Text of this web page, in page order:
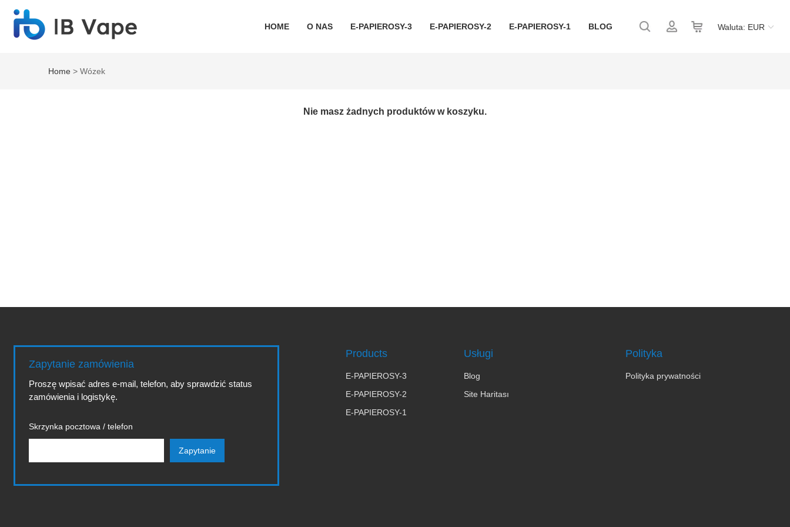
Waluta: EUR
HOME O NAS E-PAPIEROSY-3 E-PAPIEROSY-2 E-PAPIEROSY-1 BLOG
Home > Wózek
Nie masz żadnych produktów w koszyku.
Zapytanie zamówienia
Proszę wpisać adres e-mail, telefon, aby sprawdzić status
zamówienia i logistykę.
Skrzynka pocztowa / telefon
Products
E-PAPIEROSY-3
E-PAPIEROSY-2
E-PAPIEROSY-1
Usługi
Blog
Site Haritası
Polityka
Polityka prywatności